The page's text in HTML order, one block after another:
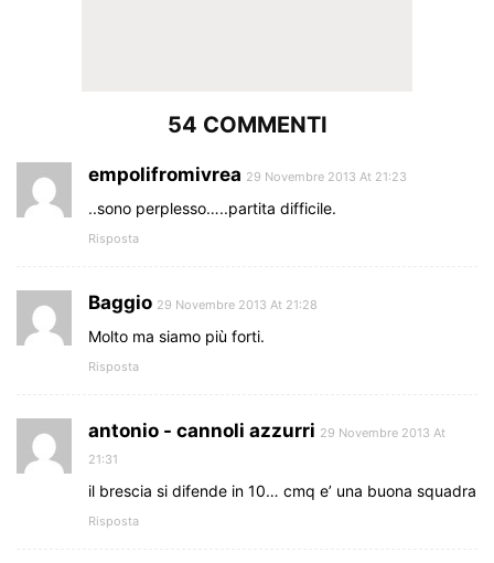
54 COMMENTI
empolifromivrea 29 Novembre 2013 At 21:23
..sono perplesso…..partita difficile.
Risposta
Baggio 29 Novembre 2013 At 21:28
Molto ma siamo più forti.
Risposta
antonio - cannoli azzurri 29 Novembre 2013 At
21:31
il brescia si difende in 10… cmq e’ una buona squadra
Risposta